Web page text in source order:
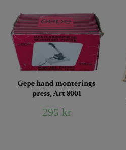
Gepe hand monterings
press, Art 8001
295 kr